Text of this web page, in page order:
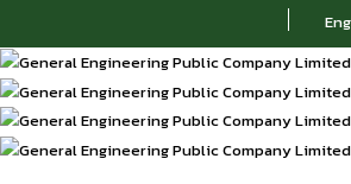
GEL ฟื้นโชว์กำไรสุทธิ Q2/64 พุ่ง
ควบคุมต้นทุนและค่าใช้จ่ายได้ดี
(ZOOMBUSINESSNEWS.COM)